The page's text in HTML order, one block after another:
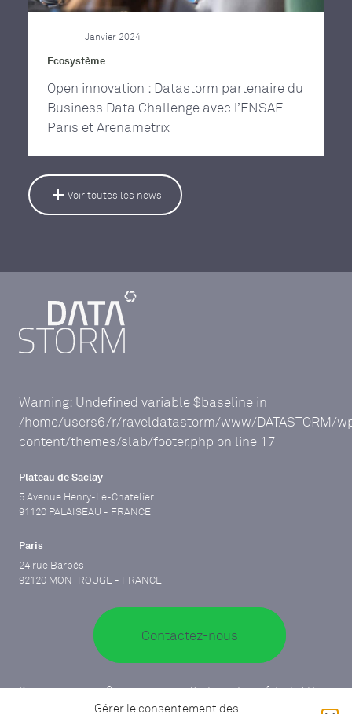
Gérer le consentement des
Janvier 2024
Ecosystème
Open innovation : Datastorm partenaire du
Business Data Challenge avec l’ENSAE
Paris et Arenametrix
Voir toutes les news
Warning: Undefined variable $baseline in
/home/users6/r/raveldatastorm/www/DATASTORM/
content/themes/slab/footer.php on line 17
Plateau de Saclay
5 Avenue Henry-Le-Chatelier
91120 PALAISEAU - FRANCE
Paris
24 rue Barbès
92120 MONTROUGE - FRANCE
Contactez-nous
Qui sommes-nous ?
Politique de confidentialité
Mentions légales